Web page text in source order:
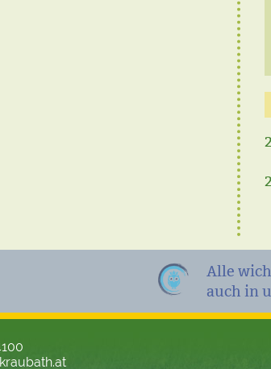
Alle
auch in